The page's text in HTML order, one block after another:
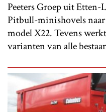
Peeters Groep uit
Pitbull-minishovels
model X22. Tevens
varianten van alle